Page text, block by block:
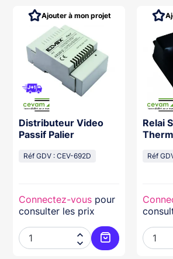
au panier
Distributeur Video
Passif Palier
Réf GDV : CEV-692D
Connectez-vous pour
consulter les prix


Ajouter au
Ajouter à mon projet
Relai
Réf